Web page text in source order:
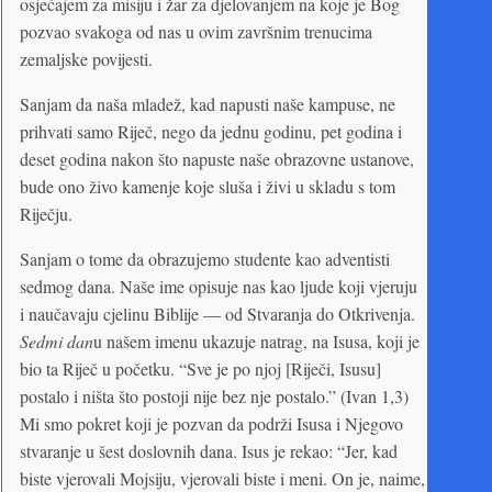
pozvao svakoga od nas u ovim završnim trenucima
zemaljske povijesti.
Sanjam da naša mladež, kad napusti naše kampuse, ne
prihvati samo Riječ, nego da jednu godinu, pet godina i
deset godina nakon što napuste naše obrazovne ustanove,
bude ono živo kamenje koje sluša i živi u skladu s tom
Riječju.
Sanjam o tome da obrazujemo studente kao adventisti
sedmog dana. Naše ime opisuje nas kao ljude koji vjeruju
i naučavaju cjelinu Biblije — od Stvaranja do Otkrivenja.
Sedmi danu našem imenu ukazuje natrag, na Isusa, koji je
bio ta Riječ u početku. “Sve je po njoj [Riječi, Isusu]
postalo i ništa što postoji nije bez nje postalo.” (Ivan 1,3)
Mi smo pokret koji je pozvan da podrži Isusa i Njegovo
stvaranje u šest doslovnih dana. Isus je rekao: “Jer, kad
biste vjerovali Mojsiju, vjerovali biste i meni. On je, naime,